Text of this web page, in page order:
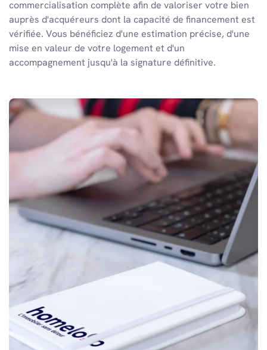
commercialisation complète afin de valoriser votre bien
auprès d'acquéreurs dont la capacité de financement est
vérifiée. Vous bénéficiez d'une estimation précise, d'une
mise en valeur de votre logement et d'un
accompagnement jusqu'à la signature définitive.